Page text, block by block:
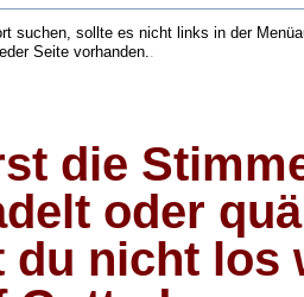
suchen, sollte es nicht links in der
Seite vorhanden..
die
oder
du nicht los